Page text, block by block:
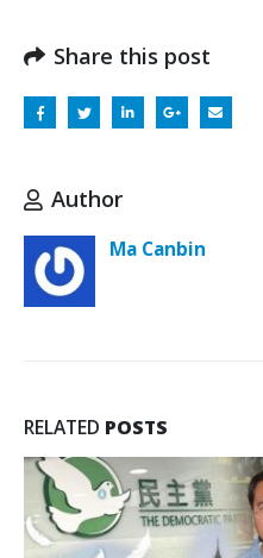
Share this post
Author
Ma Canbin
RELATED POSTS